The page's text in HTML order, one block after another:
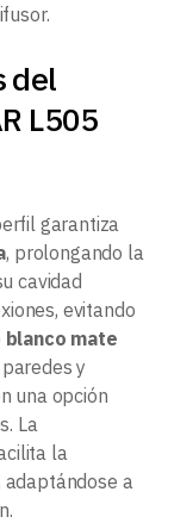
del
L505
garantiza
, prolongando la
cavidad
evitando
blanco mate
y
una opción
La
la
a